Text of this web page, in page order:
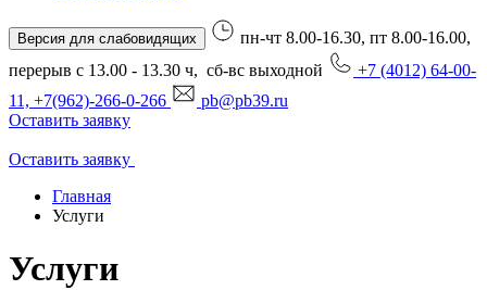
Версия для слабовидящих
пн-чт 8.00-16.30, пт 8.00-16.00,
перерыв с 13.00 - 13.30 ч, сб-вс выходной
+7 (4012) 64-00-
11, +7(962)-266-0-266
pb@pb39.ru
Оставить заявку
Оставить заявку
Главная
Услуги
Услуги